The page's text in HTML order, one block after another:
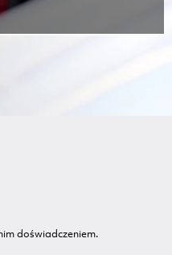
doświadczeniem.